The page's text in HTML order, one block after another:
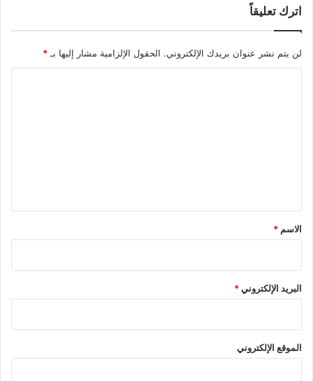
اترك تعليقاً
لن يتم نشر عنوان بريدك الإلكتروني. الحقول الإلزامية مشار إليها بـ *
*
الاسم *
البريد الإلكتروني*
الموقع الإلكتروني